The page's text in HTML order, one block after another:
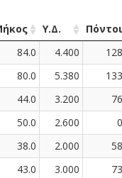
Υ.Δ. Πόντοι
84.0 4.400
80.0 5.380
44.0 3.200
50.0 2.600
38.0 2.000
43.0 3.000